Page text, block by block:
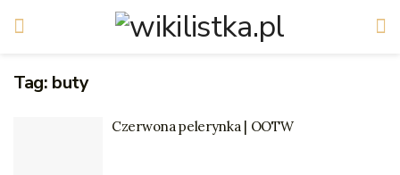
Tag: buty
Czerwona pelerynka | OOTW